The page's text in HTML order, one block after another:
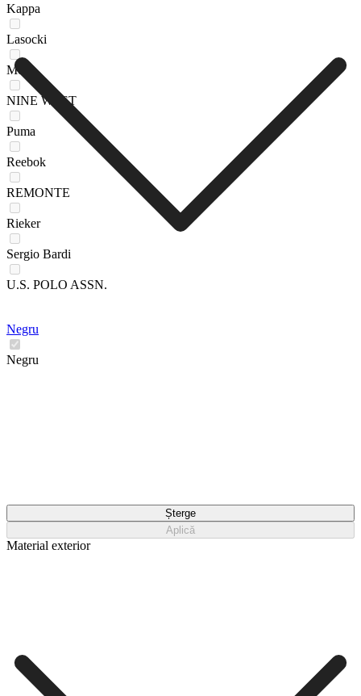
Kappa
Lasocki
Mexx
NINE WEST
Puma
Reebok
REMONTE
Rieker
Sergio Bardi
U.S. POLO ASSN.
Negru
Negru
Șterge
Aplică
Material exterior